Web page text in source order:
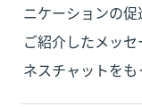
ニケーションの
ご紹介したメッ
ネスチャットをも